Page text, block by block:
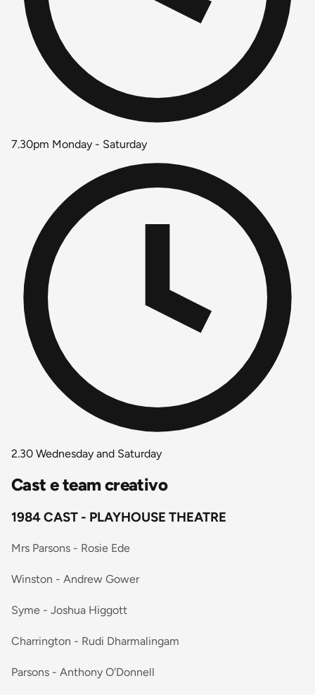
7.30pm Monday - Saturday
2.30 Wednesday and Saturday
Cast e team creativo
1984 CAST - PLAYHOUSE THEATRE
Mrs Parsons - Rosie Ede
Winston - Andrew Gower
Syme - Joshua Higgott
Charrington - Rudi Dharmalingam
Parsons - Anthony O'Donnell